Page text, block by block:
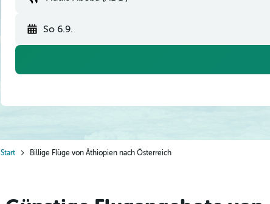
So 6.9.
Start Billige Flüge von Äthiopien nach Österreich